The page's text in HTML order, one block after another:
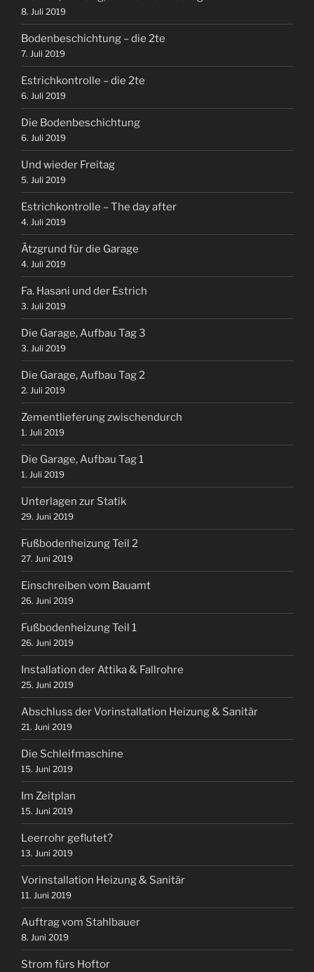
8. Juli 2019
Bodenbeschichtung – die 2te
7. Juli 2019
Estrichkontrolle – die 2te
6. Juli 2019
Die Bodenbeschichtung
6. Juli 2019
Und wieder Freitag
5. Juli 2019
Estrichkontrolle – The day after
4. Juli 2019
Ätzgrund für die Garage
4. Juli 2019
Fa. Hasani und der Estrich
3. Juli 2019
Die Garage, Aufbau Tag 3
3. Juli 2019
Die Garage, Aufbau Tag 2
2. Juli 2019
Zementlieferung zwischendurch
1. Juli 2019
Die Garage, Aufbau Tag 1
1. Juli 2019
Unterlagen zur Statik
29. Juni 2019
Fußbodenheizung Teil 2
27. Juni 2019
Einschreiben vom Bauamt
26. Juni 2019
Fußbodenheizung Teil 1
26. Juni 2019
Installation der Attika & Fallrohre
25. Juni 2019
Abschluss der Vorinstallation Heizung & Sanitär
21. Juni 2019
Die Schleifmaschine
15. Juni 2019
Im Zeitplan
15. Juni 2019
Leerrohr geflutet?
13. Juni 2019
Vorinstallation Heizung & Sanitär
11. Juni 2019
Auftrag vom Stahlbauer
8. Juni 2019
Strom fürs Hoftor